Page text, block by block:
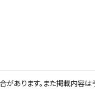
あります。また掲載内容は